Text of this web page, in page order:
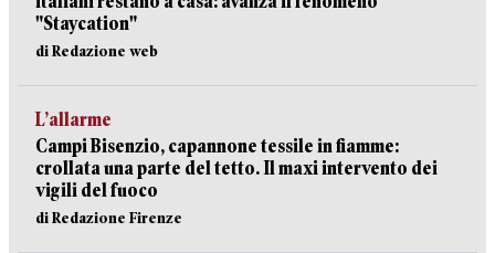
"Staycation"
di Redazione web
L’allarme
Campi Bisenzio, capannone tessile in fiamme:
crollata una parte del tetto. Il maxi intervento dei
vigili del fuoco
di Redazione Firenze